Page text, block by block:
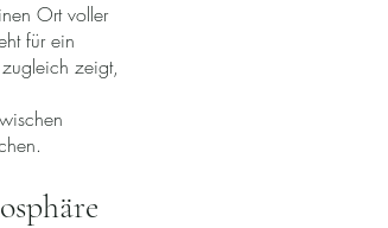
Ort voller
für ein
zeigt,